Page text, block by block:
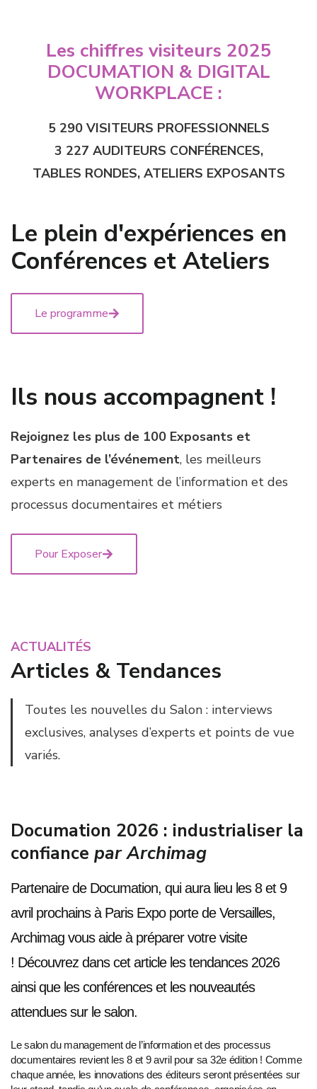
Les chiffres visiteurs 2025
DOCUMATION & DIGITAL
WORKPLACE :
5 290 VISITEURS PROFESSIONNELS
3 227 AUDITEURS CONFÉRENCES,
TABLES RONDES, ATELIERS EXPOSANTS
Le plein d'expériences en
Conférences et Ateliers
Le programme
Ils nous accompagnent !
Rejoignez les plus de 100 Exposants et
Partenaires de l’événement, les meilleurs
experts en management de l’information et des
processus documentaires et métiers
Pour Exposer
ACTUALITÉS
Articles & Tendances
Toutes les nouvelles du Salon : interviews
exclusives, analyses d’experts et points de vue
variés.
Documation 2026 : industrialiser la
confiance par Archimag
Partenaire de Documation, qui aura lieu les 8 et 9
avril prochains à Paris Expo porte de Versailles,
Archimag vous aide à préparer votre visite
! Découvrez dans cet article les tendances 2026
ainsi que les conférences et les nouveautés
attendues sur le salon.
Le salon du management de l’information et des processus
documentaires revient les 8 et 9 avril pour sa 32e édition ! Comme
chaque année, les innovations des éditeurs seront présentées sur